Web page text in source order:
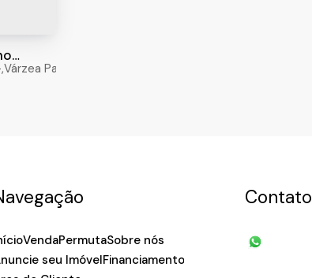
,Várzea Paulista
VendaPermutaSobre nós
seu ImóvelFinanciamento
Contato